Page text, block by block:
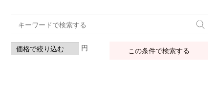
円 この条件で検索する